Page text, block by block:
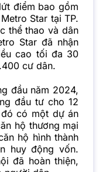
điểm bao gồm
Star tại TP.
thể thao và dân
Star đã nhận
cao tối đa 30
cư dân.
đầu năm 2024,
đầu tư cho 12
có một dự án
hộ thương mại
hộ hình thành
huy động vốn.
đã hoàn thiện,